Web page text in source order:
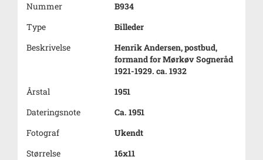
Nummer
B934
Type
Billeder
Beskrivelse
Henrik Andersen, postbud,
formand for Mørkøv Sogneråd
1921-1929. ca. 1932
Årstal
1951
Dateringsnote
Ca. 1951
Fotograf
Ukendt
Størrelse
16x11